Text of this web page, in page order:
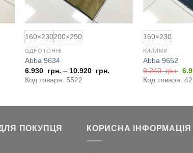
160×230200×290
ОДНОТОННІ
Abba 9634
6.930 грн. – 10.920 грн.
Код товара: 5522
160×230
КИЛИМИ
Abba 9652
9.240грн.
Код товара:
ПОКУПЦЯ КОРИСНА ІНФОРМАЦІЯ